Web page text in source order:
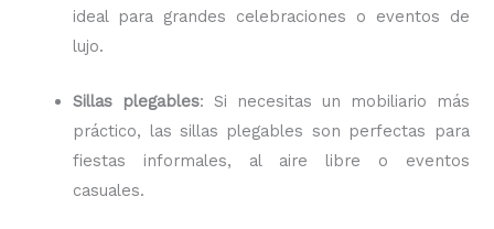
ideal para grandes celebraciones o eventos de
lujo.
Sillas plegables: Si necesitas un mobiliario más
práctico, las sillas plegables son perfectas para
fiestas informales, al aire libre o eventos
casuales.